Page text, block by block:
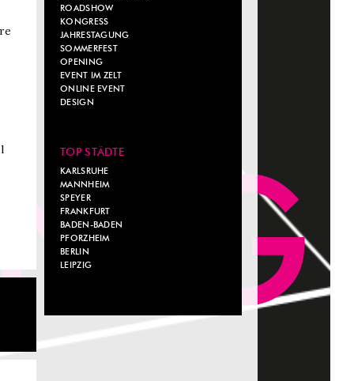
ROADSHOW
KONGRESS
JAHRESTAGUNG
SOMMERFEST
OPENING
EVENT IM ZELT
ONLINE EVENT
DESIGN
TOP STÄDTE
KARLSRUHE
MANNHEIM
SPEYER
FRANKFURT
BADEN-BADEN
PFORZHEIM
BERLIN
LEIPZIG